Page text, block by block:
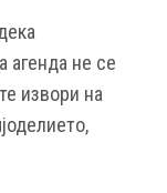
агенда не се
извори на